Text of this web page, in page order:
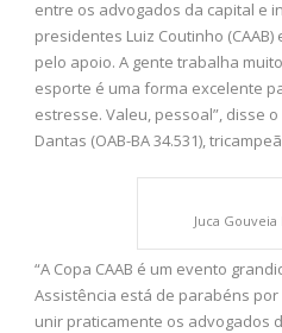
entre os advogados da capital e
presidentes Luiz Coutinho (CAAB)
pelo apoio. A gente trabalha
esporte é uma forma excelente
estresse. Valeu, pessoal”, disse
Dantas (OAB-BA 34.531),
Juca
“A Copa CAAB é um evento
Assistência está de parabéns
unir praticamente os advogados